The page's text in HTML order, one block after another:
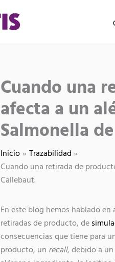
Cuando una
afecta a un
Salmonella
Inicio
Trazabilidad
Cuando una retirada de
Callebaut.
En este blog hemos hablado en
retiradas de producto, de
consecuencias que tiene para
producto, un recall, debido a
Compartir
en en